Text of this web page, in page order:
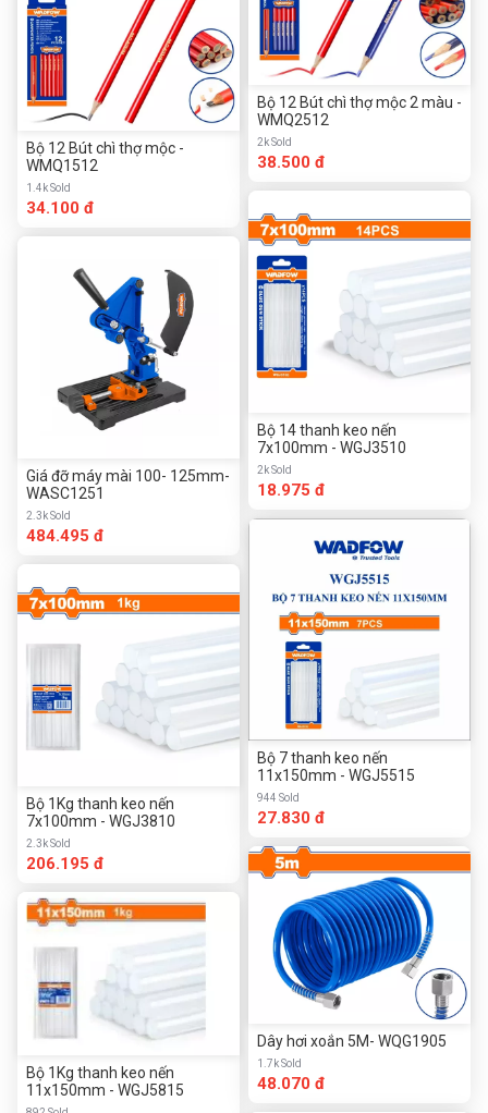
Bộ 12 Bút chì thợ mộc -
WMQ1512
1.4k Sold
34.100 đ
Giá đỡ máy mài 100- 125mm-
WASC1251
2.3k Sold
484.495 đ
Bộ 1Kg thanh keo nến
7x100mm - WGJ3810
2.3k Sold
206.195 đ
Bộ 1Kg thanh keo nến
11x150mm - WGJ5815
Bộ 12 Bút chì thợ mộc 2 màu -
WMQ2512
2k Sold
38.500 đ
Bộ 14 thanh keo nến
7x100mm - WGJ3510
2k Sold
18.975 đ
Bộ 7 thanh keo nến
11x150mm - WGJ5515
944 Sold
27.830 đ
Dây hơi xoắn 5M- WQG1905
1.7k Sold
48.070 đ